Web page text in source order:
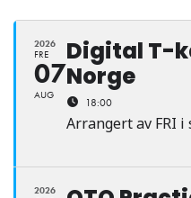
2026
FRE
07
AUG
Digital T-
Norge
18:00
Arrangert av FRI i
2026